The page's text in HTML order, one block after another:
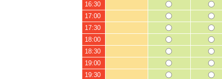
16:30
17:00
17:30
18:00
18:30
19:00
19:30